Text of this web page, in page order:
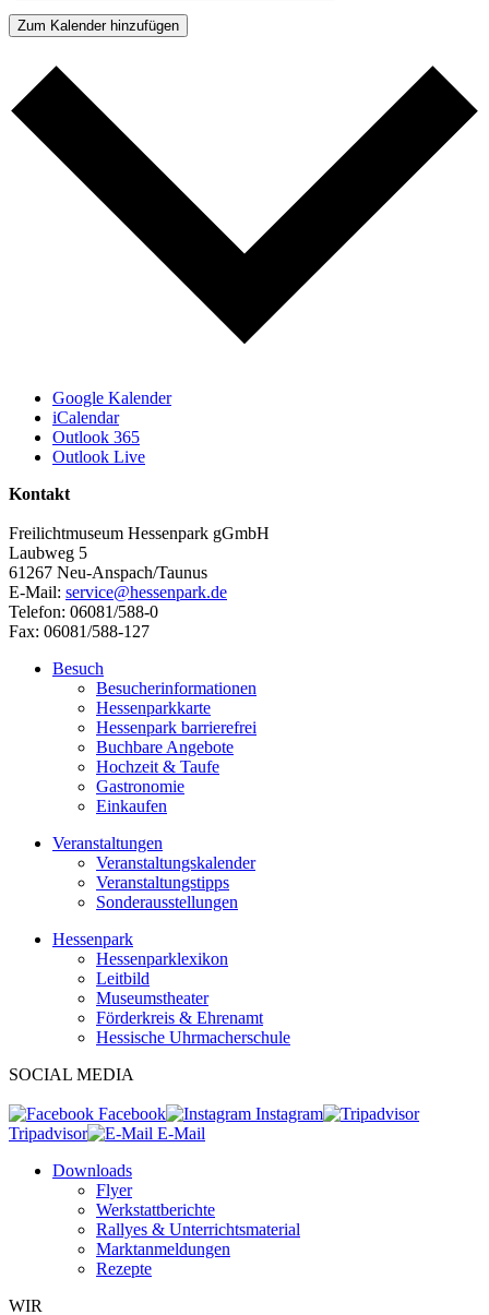
Zum Kalender hinzufügen
Google Kalender
iCalendar
Outlook 365
Outlook Live
Kontakt
Freilichtmuseum Hessenpark gGmbH
Laubweg 5
61267 Neu-Anspach/Taunus
E-Mail: service@hessenpark.de
Telefon: 06081/588-0
Fax: 06081/588-127
Besuch
Besucherinformationen
Hessenparkkarte
Hessenpark barrierefrei
Buchbare Angebote
Hochzeit & Taufe
Gastronomie
Einkaufen
Veranstaltungen
Veranstaltungskalender
Veranstaltungstipps
Sonderausstellungen
Hessenpark
Hessenparklexikon
Leitbild
Museumstheater
Förderkreis & Ehrenamt
Hessische Uhrmacherschule
SOCIAL MEDIA
Facebook
Instagram
Tripadvisor
E-Mail
Downloads
Flyer
Werkstattberichte
Rallyes & Unterrichtsmaterial
Marktanmeldungen
Rezepte
WIR